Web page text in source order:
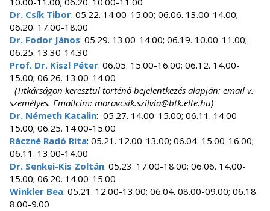
Dr. Csík Tibor: 05.22. 14.00-15.00; 06.06. 13.00-14.00;
06.20. 17.00-18.00
Dr. Fodor János: 05.29. 13.00-14.00; 06.19. 10.00-11.00;
06.25. 13.30-14.30
Prof. Dr. Kiszl Péter: 06.05. 15.00-16.00; 06.12. 14.00-
15.00; 06.26. 13.00-14.00
(Titkárságon keresztül történő bejelentkezés alapján: email v.
személyes. Emailcím: moravcsik.szilvia@btk.elte.hu)
Dr. Németh Katalin: 05.27. 14.00-15.00; 06.11. 14.00-
15.00; 06.25. 14.00-15.00
Ráczné Radó Rita: 05.21. 12.00-13.00; 06.04. 15.00-16.00;
06.11. 13.00-14.00
Dr. Senkei-Kis Zoltán: 05.23. 17.00-18.00; 06.06. 14.00-
15.00; 06.20. 14.00-15.00
Winkler Bea: 05.21. 12.00-13.00; 06.04. 08.00-09.00; 06.18.
8.00-9.00